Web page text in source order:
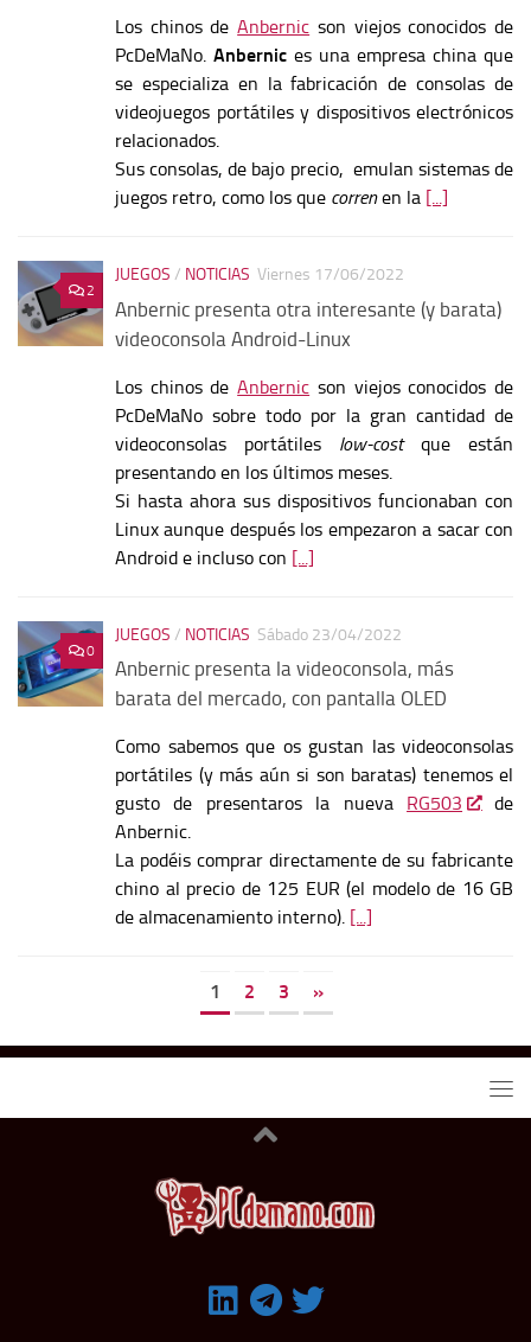
Los chinos deAnbernic son viejos conocidos de
PcDeMaNo. Anbernic es una empresa china que
se especializa en la fabricación de consolas de
videojuegos portátiles y dispositivos electrónicos
relacionados.
Sus consolas, de bajo precio, emulan sistemas de
juegos retro, como los que correnen la [...]
2
JUEGOS / NOTICIAS Viernes 17/06/2022
Anbernic presenta otra interesante (y barata)
videoconsola Android-Linux
Los chinos deAnbernic son viejos conocidos de
PcDeMaNo sobre todo por la gran cantidad de
videoconsolas portátiles low-costque están
presentando en los últimos meses.
Si hasta ahora sus dispositivos funcionaban con
Linux aunque después los empezaron a sacar con
Android e incluso con [...]
0
JUEGOS / NOTICIAS Sábado 23/04/2022
Anbernic presenta la videoconsola, más
barata del mercado, con pantalla OLED
Como sabemos que os gustan las videoconsolas
portátiles (y más aún si son baratas) tenemos el
gusto de presentaros la nueva RG503
de
Anbernic.
La podéis comprar directamente de su fabricante
chino al precio de 125 EUR (el modelo de 16 GB
de almacenamiento interno). [...]
1 2 3 »